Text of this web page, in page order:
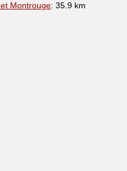
et Montrouge: 35.9 km